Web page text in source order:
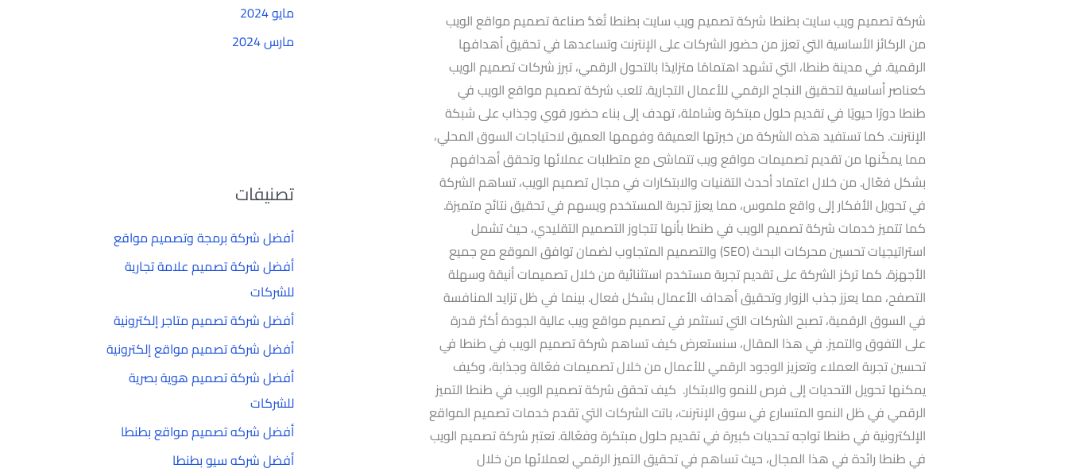
شركة تصميم ويب سايت بطنطا شركة تصميم ويب سايت بطنطا تُعَدُّ صناعة تصميم مواقع الويب
من الركائز الأساسية التي تعزز من حضور الشركات على الإنترنت وتساعدها في تحقيق أهدافها
الرقمية. في مدينة طنطا، التي تشهد اهتمامًا متزايدًا بالتحول الرقمي، تبرز شركات تصميم الويب
كعناصر أساسية لتحقيق النجاح الرقمي للأعمال التجارية. تلعب شركة تصميم مواقع الويب في
طنطا دورًا حيويًا في تقديم حلول مبتكرة وشاملة، تهدف إلى بناء حضور قوي وجذاب على شبكة
الإنترنت. كما تستفيد هذه الشركة من خبرتها العميقة وفهمها العميق لاحتياجات السوق المحلي،
مما يمكّنها من تقديم تصميمات مواقع ويب تتماشى مع متطلبات عملائها وتحقق أهدافهم
بشكل فعّال. من خلال اعتماد أحدث التقنيات والابتكارات في مجال تصميم الويب، تساهم الشركة
في تحويل الأفكار إلى واقع ملموس، مما يعزز تجربة المستخدم ويسهم في تحقيق نتائج متميزة.
كما تتميز خدمات شركة تصميم الويب في طنطا بأنها تتجاوز التصميم التقليدي، حيث تشمل
استراتيجيات تحسين محركات البحث (SEO) والتصميم المتجاوب لضمان توافق الموقع مع جميع
الأجهزة. كما تركز الشركة على تقديم تجربة مستخدم استثنائية من خلال تصميمات أنيقة وسهلة
التصفح، مما يعزز جذب الزوار وتحقيق أهداف الأعمال بشكل فعال. بينما في ظل تزايد المنافسة
في السوق الرقمية، تصبح الشركات التي تستثمر في تصميم مواقع ويب عالية الجودة أكثر قدرة
على التفوق والتميز. في هذا المقال، سنستعرض كيف تساهم شركة تصميم الويب في طنطا في
تحسين تجربة العملاء وتعزيز الوجود الرقمي للأعمال من خلال تصميمات فعّالة وجذابة، وكيف
يمكنها تحويل التحديات إلى فرص للنمو والابتكار. كيف تحقق شركة تصميم الويب في طنطا التميز
الرقمي في ظل النمو المتسارع في سوق الإنترنت، باتت الشركات التي تقدم خدمات تصميم المواقع
الإلكترونية في طنطا تواجه تحديات كبيرة في تقديم حلول مبتكرة وفعّالة. تعتبر شركة تصميم الويب
في طنطا رائدة في هذا المجال، حيث تساهم في تحقيق التميز الرقمي لعملائها من خلال
مايو 2024
مارس 2024
تصنيفات
أفضل شركة برمجة وتصميم مواقع
أفضل شركة تصميم علامة تجارية
للشركات
أفضل شركة تصميم متاجر إلكترونية
أفضل شركة تصميم مواقع إلكترونية
أفضل شركة تصميم هوية بصرية
للشركات
أفضل شركه تصميم مواقع بطنطا
أفضل شركه سيو بطنطا